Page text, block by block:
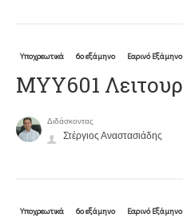
Υποχρεωτικά 6ο εξάμηνο Εαρινό Εξάμηνο
ΜΥΥ601
Διδάσκοντας
Στέργιος Αναστασιάδης
Υποχρεωτικά 6ο εξάμηνο Εαρινό Εξάμηνο